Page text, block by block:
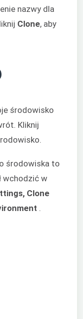
nazwy dla
Clone, aby
środowisko
Kliknij
środowiska to
wchodzić w
Clone
.